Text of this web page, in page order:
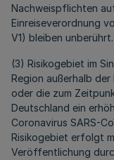
Nachweispflichten
Einreiseverordnung
V1) bleiben unberührt.
(3) Risikogebiet im
Region außerhalb
oder die zum
Deutschland ein
Coronavirus SARS-
Risikogebiet erfolgt
Veröffentlichung